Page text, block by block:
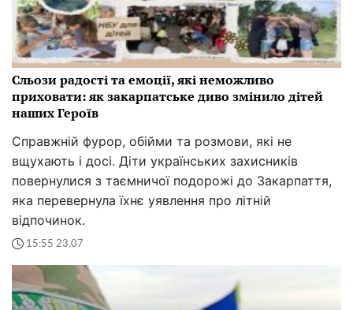
Сльози радості та емоції, які неможливо
приховати: як закарпатське диво змінило дітей
наших Героїв
Справжній фурор, обійми та розмови, які не
вщухають і досі. Діти українських захисників
повернулися з таємничої подорожі до Закарпаття,
яка перевернула їхнє уявлення про літній
відпочинок.
15:55 23.07